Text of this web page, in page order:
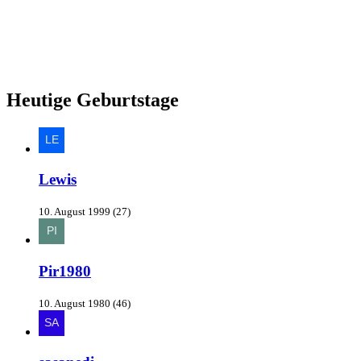
Heutige Geburtstage
Lewis
10. August 1999 (27)
Pir1980
10. August 1980 (46)